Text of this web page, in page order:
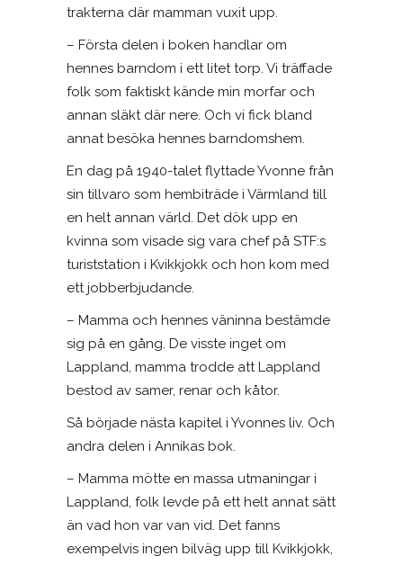
trakterna där mamman vuxit upp.
– Första delen i boken handlar om
hennes barndom i ett litet torp. Vi träffade
folk som faktiskt kände min morfar och
annan släkt där nere. Och vi fick bland
annat besöka hennes barndomshem.
En dag på 1940-talet flyttade Yvonne från
sin tillvaro som hembiträde i Värmland till
en helt annan värld. Det dök upp en
kvinna som visade sig vara chef på STF:s
turiststation i Kvikkjokk och hon kom med
ett jobberbjudande.
– Mamma och hennes väninna bestämde
sig på en gång. De visste inget om
Lappland, mamma trodde att Lappland
bestod av samer, renar och kåtor.
Så började nästa kapitel i Yvonnes liv. Och
andra delen i Annikas bok.
– Mamma mötte en massa utmaningar i
Lappland, folk levde på ett helt annat sätt
än vad hon var van vid. Det fanns
exempelvis ingen bilväg upp till Kvikkjokk,